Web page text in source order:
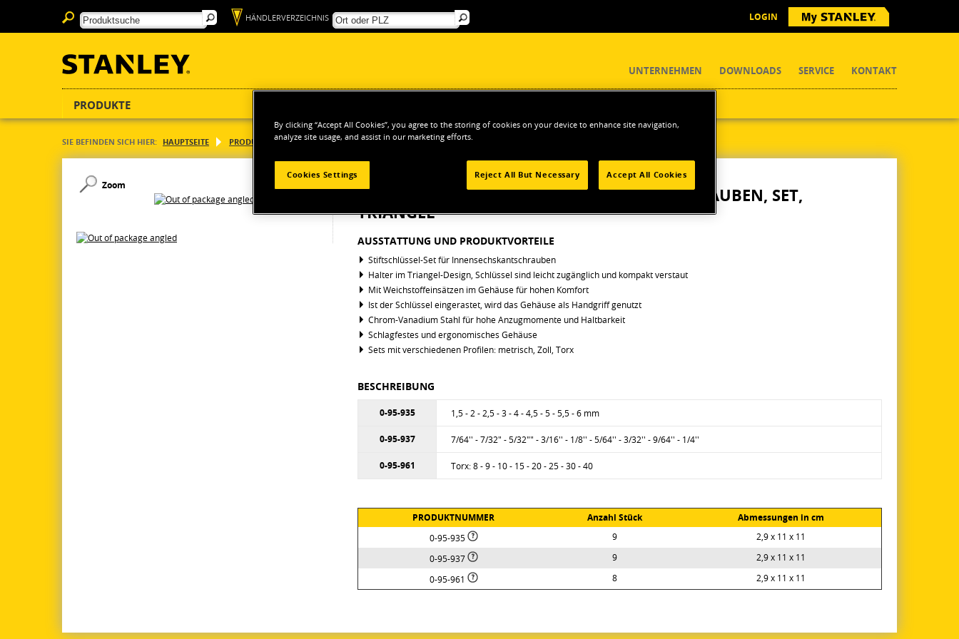
LOGIN
HÄNDLERVERZEICHNIS
UNTERNEHMEN DOWNLOADS SERVICE KONTAKT
PRODUKTE
SIE BEFINDEN SICH HIER: HAUPTSEITE PRODUKTE HANDWERKZEUGE Innensechskantschlüssel
Zoom STIFTSCHLÜSSEL FÜR INNENSECHSKANTSCHRAUBEN, SET,
TRIANGEL
AUSSTATTUNG UND PRODUKTVORTEILE
Stiftschlüssel-Set für Innensechskantschrauben
Halter im Triangel-Design, Schlüssel sind leicht zugänglich und kompakt verstaut
Mit Weichstoffeinsätzen im Gehäuse für hohen Komfort
Ist der Schlüssel eingerastet, wird das Gehäuse als Handgriff genutzt
Chrom-Vanadium Stahl für hohe Anzugmomente und Haltbarkeit
Schlagfestes und ergonomisches Gehäuse
Sets mit verschiedenen Profilen: metrisch, Zoll, Torx
BESCHREIBUNG
0-95-935 1,5 - 2 - 2,5 - 3 - 4 - 4,5 - 5 - 5,5 - 6 mm
0-95-937 7/64'' - 7/32" - 5/32"" - 3/16'' - 1/8'' - 5/64'' - 3/32'' - 9/64'' - 1/4''
0-95-961 Torx: 8 - 9 - 10 - 15 - 20 - 25 - 30 - 40
PRODUKTNUMMER Anzahl Stück Abmessungen in cm
0-95-935 9
2,9 x 11 x 11
0-95-937
9
2,9 x 11 x 11
0-95-961
8 2,9 x 11 x 11
By clicking “Accept All Cookies”, you agree to the storing of cookies on your device to enhance site navigation,
analyze site usage, and assist in our marketing efforts.
Cookies Settings Reject All But Necessary Accept All Cookies